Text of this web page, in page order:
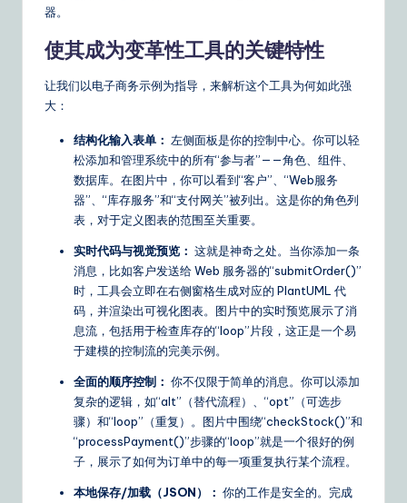
o
器。
使其成为变革性工具的关键特性
让我们以电子商务示例为指导，来解析这个工具为何如此强
大：
结构化输入表单： 左侧面板是你的控制中心。你可以轻
松添加和管理系统中的所有“参与者”——角色、组件、
数据库。在图片中，你可以看到“客户”、“Web服务
器”、“库存服务”和“支付网关”被列出。这是你的角色列
表，对于定义图表的范围至关重要。
实时代码与视觉预览： 这就是神奇之处。当你添加一条
消息，比如客户发送给 Web 服务器的“submitOrder()”
时，工具会立即在右侧窗格生成对应的 PlantUML 代
码，并渲染出可视化图表。图片中的实时预览展示了消
息流，包括用于检查库存的“loop”片段，这正是一个易
于建模的控制流的完美示例。
全面的顺序控制： 你不仅限于简单的消息。你可以添加
复杂的逻辑，如“alt”（替代流程）、“opt”（可选步
骤）和“loop”（重复）。图片中围绕“checkStock()”和
“processPayment()”步骤的“loop”就是一个很好的例
子，展示了如何为订单中的每一项重复执行某个流程。
本地保存/加载（JSON）： 你的工作是安全的。完成